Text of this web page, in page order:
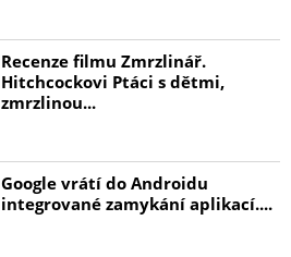
Recenze filmu Zmrzlinář.
Hitchcockovi Ptáci s dětmi,
zmrzlinou...
Google vrátí do Androidu
integrované zamykání aplikací....